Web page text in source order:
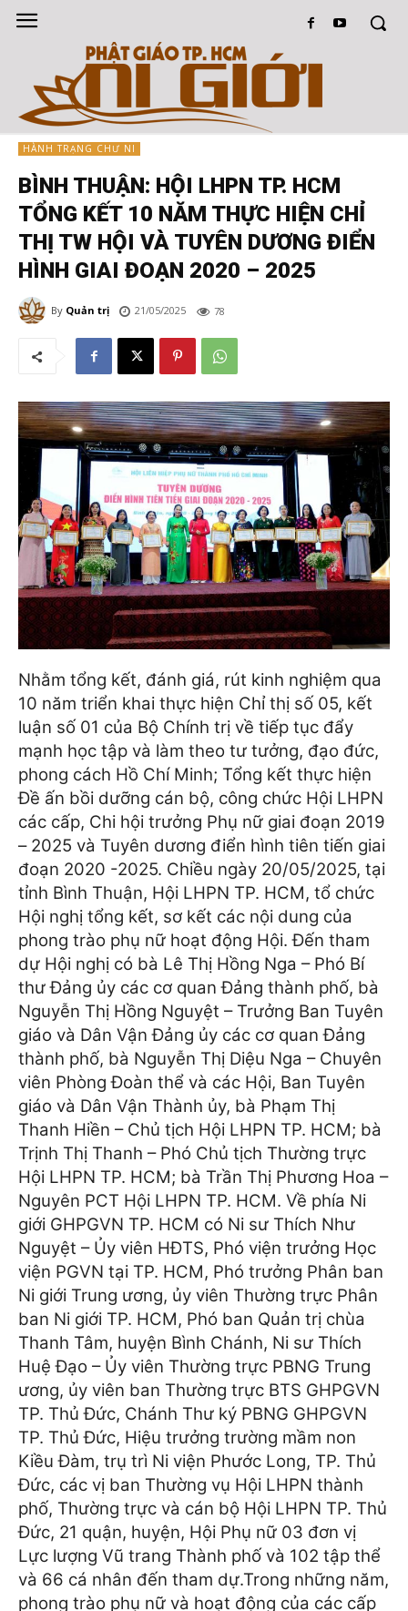
HÀNH TRẠNG CHƯ NI
BÌNH THUẬN: HỘI LHPN TP. HCM
TỔNG KẾT 10 NĂM THỰC HIỆN CHỈ
THỊ TW HỘI VÀ TUYÊN DƯƠNG ĐIỂN
HÌNH GIAI ĐOẠN 2020 – 2025
By Quản trị 21/05/2025 78
Nhằm tổng kết, đánh giá, rút kinh nghiệm qua
10 năm triển khai thực hiện Chỉ thị số 05, kết
luận số 01 của Bộ Chính trị về tiếp tục đẩy
mạnh học tập và làm theo tư tưởng, đạo đức,
phong cách Hồ Chí Minh; Tổng kết thực hiện
Đề ấn bồi dưỡng cán bộ, công chức Hội LHPN
các cấp, Chi hội trưởng Phụ nữ giai đoạn 2019
– 2025 và Tuyên dương điển hình tiên tiến giai
đoạn 2020 -2025. Chiều ngày 20/05/2025, tại
tỉnh Bình Thuận, Hội LHPN TP. HCM, tổ chức
Hội nghị tổng kết, sơ kết các nội dung của
phong trào phụ nữ hoạt động Hội.Đến tham
dự Hội nghị có bà Lê Thị Hồng Nga – Phó Bí
thư Đảng ủy các cơ quan Đảng thành phố, bà
Nguyễn Thị Hồng Nguyệt – Trưởng Ban Tuyên
giáo và Dân Vận Đảng ủy các cơ quan Đảng
thành phố, bà Nguyễn Thị Diệu Nga – Chuyên
viên Phòng Đoàn thể và các Hội, Ban Tuyên
giáo và Dân Vận Thành ủy, bà Phạm Thị
Thanh Hiền – Chủ tịch Hội LHPN TP. HCM; bà
Trịnh Thị Thanh – Phó Chủ tịch Thường trực
Hội LHPN TP. HCM; bà Trần Thị Phương Hoa –
Nguyên PCT Hội LHPN TP. HCM. Về phía Ni
giới GHPGVN TP. HCM có Ni sư Thích Như
Nguyệt – Ủy viên HĐTS, Phó viện trưởng Học
viện PGVN tại TP. HCM, Phó trưởng Phân ban
Ni giới Trung ương, ủy viên Thường trực Phân
ban Ni giới TP. HCM, Phó ban Quản trị chùa
Thanh Tâm, huyện Bình Chánh, Ni sư Thích
Huệ Đạo – Ủy viên Thường trực PBNG Trung
ương, ủy viên ban Thường trực BTS GHPGVN
TP. Thủ Đức, Chánh Thư ký PBNG GHPGVN
TP. Thủ Đức, Hiệu trưởng trường mầm non
Kiều Đàm, trụ trì Ni viện Phước Long, TP. Thủ
Đức, các vị ban Thường vụ Hội LHPN thành
phố, Thường trực và cán bộ Hội LHPN TP. Thủ
Đức, 21 quận, huyện, Hội Phụ nữ 03 đơn vị
Lực lượng Vũ trang Thành phố và 102 tập thể
và 66 cá nhân đến tham dự.Trong những năm,
phong trào phụ nữ và hoạt động của các cấp